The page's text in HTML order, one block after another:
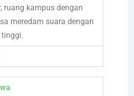
ruang kampus dengan
meredam suara dengan